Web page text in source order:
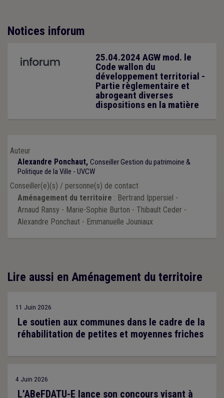
Notices inforum
25.04.2024 AGW mod. le
Code wallon du
développement territorial -
Partie règlementaire et
abrogeant diverses
dispositions en la matière
Auteur
Alexandre Ponchaut, Conseiller Gestion du patrimoine &
Politique de la Ville - UVCW
Conseiller(e)(s) / personne(s) de contact
Aménagement du territoire : Bertrand Ippersiel -
Arnaud Ransy - Marie-Sophie Burton - Thibault Ceder -
Alexandre Ponchaut - Emmanuelle Jouniaux
Lire aussi en Aménagement du territoire
11 Juin 2026
Le soutien aux communes dans le cadre de la
réhabilitation de petites et moyennes friches
4 Juin 2026
L’ABeFDATU-E lance son concours visant à